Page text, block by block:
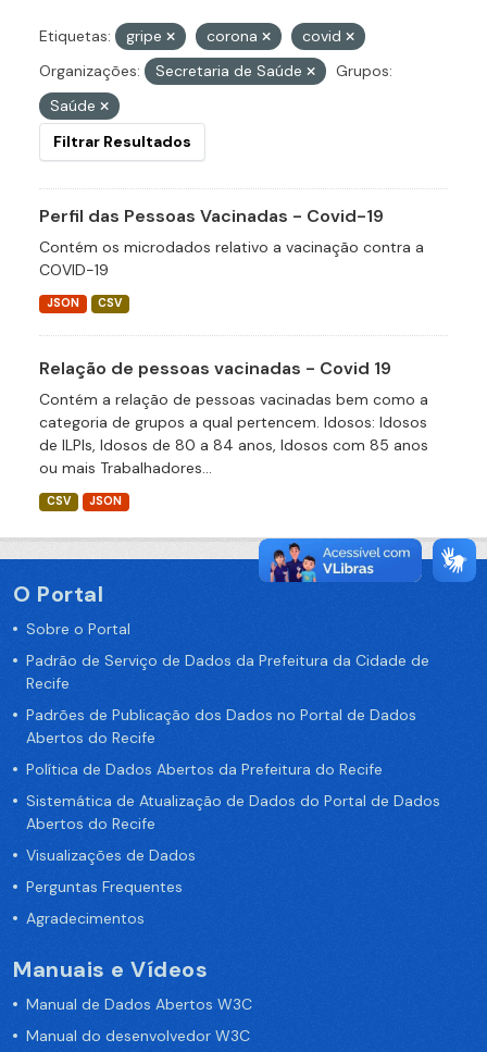
Etiquetas: gripe corona
covid
Organizações:
Secretaria de Saúde
Grupos:
Saúde
Filtrar Resultados
Perfil das Pessoas Vacinadas - Covid-19
Contém os microdados relativo a vacinação contra a
COVID-19
JSON CSV
Relação de pessoas vacinadas - Covid 19
Contém a relação de pessoas vacinadas bem como a
categoria de grupos a qual pertencem. Idosos: Idosos
de ILPIs, Idosos de 80 a 84 anos, Idosos com 85 anos
ou mais Trabalhadores...
CSV JSON
O Portal
Sobre o Portal
Padrão de Serviço de Dados da Prefeitura da Cidade de
Recife
Padrões de Publicação dos Dados no Portal de Dados
Abertos do Recife
Política de Dados Abertos da Prefeitura do Recife
Sistemática de Atualização de Dados do Portal de Dados
Abertos do Recife
Visualizações de Dados
Perguntas Frequentes
Agradecimentos
Manuais e Vídeos
Manual de Dados Abertos W3C
Manual do desenvolvedor W3C